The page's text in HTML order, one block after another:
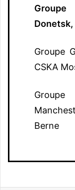
Groupe
CSKA
Berne